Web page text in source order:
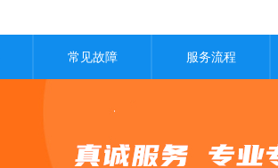
常见故障 服务流程